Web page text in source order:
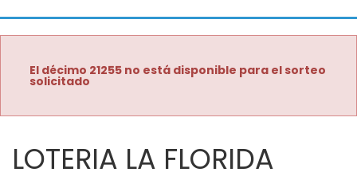
El décimo 21255 no está disponible para el sorteo
solicitado
LOTERIA LA FLORIDA